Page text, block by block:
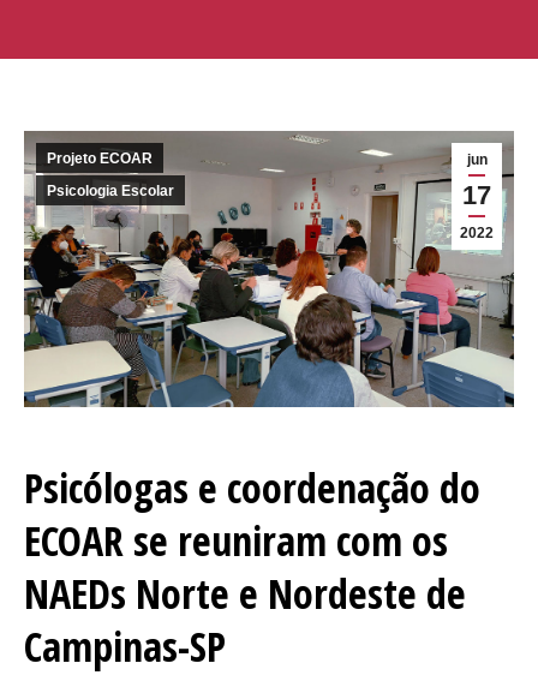
jun
17
2022
Projeto ECOAR
Psicologia Escolar
Psicólogas e coordenação do
ECOAR se reuniram com os
NAEDs Norte e Nordeste de
Campinas-SP